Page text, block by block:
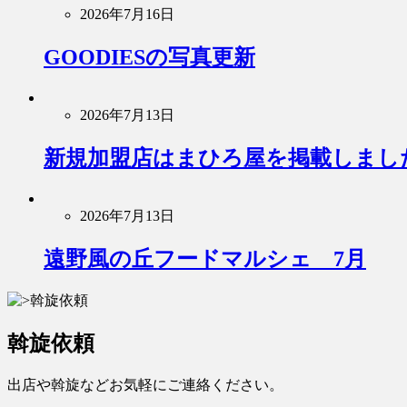
2026年7月16日
GOODIESの写真更新
2026年7月13日
新規加盟店はまひろ屋を掲載しまし
2026年7月13日
遠野風の丘フードマルシェ 7月
斡旋依頼
出店や斡旋などお気軽にご連絡ください。